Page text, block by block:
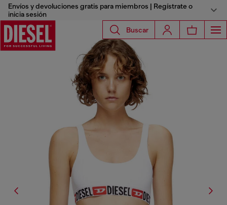
Envíos y devoluciones gratis para miembros | Regístrate o
inicia sesión
Buscar